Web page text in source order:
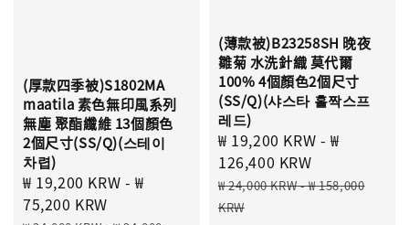
(厚款四季被)S1802MA
maatila 素色無印風系列
無塵 聚酯纖維 13個顏色
2個尺寸(SS/Q)(스테이
차렵)
Sale
price
₩ 19,200 KRW -₩
75,200 KRW
(薄款被)B23258SH 晚夜
雛菊 水洗針織 莫代爾
100% 4個顏色2個尺寸
(SS/Q)(샤스타 홀짝스프
레드)
Sale
price
₩ 19,200 KRW -₩
126,400 KRW
Regular
price
₩ 24,000 KRW-₩ 158,000
KRW